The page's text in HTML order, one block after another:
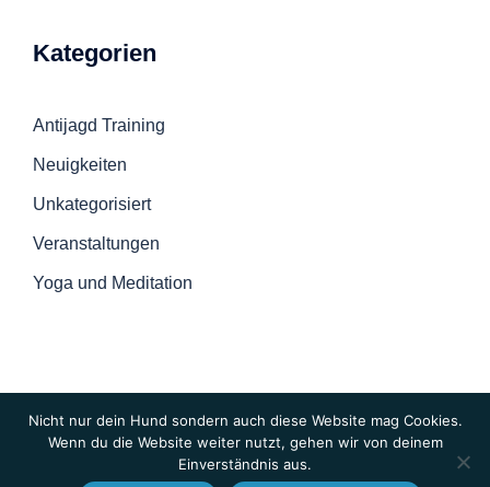
Kategorien
Antijagd Training
Neuigkeiten
Unkategorisiert
Veranstaltungen
Yoga und Meditation
Nicht nur dein Hund sondern auch diese Website mag Cookies.
Wenn du die Website weiter nutzt, gehen wir von deinem
Einverständnis aus.